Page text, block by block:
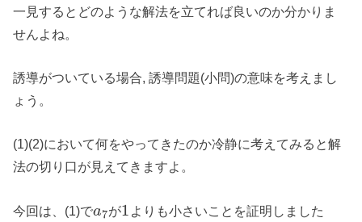
一見するとどのような解法を立てれば良いのか分かりま
せんよね。
誘導がついている場合, 誘導問題(小問)の意味を考えまし
ょう。
(1)(2)において何をやってきたのか冷静に考えてみると解
法の切り口が見えてきますよ。
今回は、(1)でa7が1 よりも小さいことを証明しました